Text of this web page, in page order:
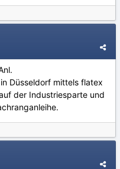
Düsseldorf mittels flatex
der Industriesparte und